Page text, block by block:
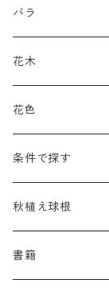
アキレア
アストランティア
アデノフォラ
カラミンタ
カルタ
クランベ
サ行
サルウィア
サングイソルバ
タ行
タナケツム
タリクトルム
ナ行
ネペタ
ハ行
パエオニア
バプティシア
マ行
ムクゲニア
ラ行
アクタエア
アコニツム
アルンクス
カ行
ギボウシ
キレンゲショウマ
タ行
ティアレラ
ドイツスズラン
ハ行
ブルネラ
プルモナリア
マ行
メルテンシア
ラ行
ランプロカプノス
シダ類
ア行
エリムス
カ行
カスマンティウム
カレクス
サ行
スティパ
セスレリア
タ行
デスカンプシア
ハ行
ハコネクロア
マ行
バラ
原種類
ハマナシの交配種
ランブラー
クライマー
半つる
花木
花色
黒
青
緑
条件で探す
蜜源植物
グランドカバーに
秋植え球根
アリウム
書籍